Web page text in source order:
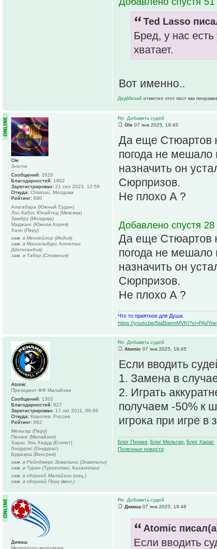
Ted Lasso
Бред, у нас
хватает.
Вот именно..
ДедМазай отметил этот пост как
Re: Добавить судей
Ole 07 янв 2025, 19:45
Да еще Стюартов
погода не мешало
назначить он
Сюрпризов.
Не плохо А ?
Добавлено спустя 28
Да еще Стюартов
погода не мешало
назначить он
Сюрпризов.
Не плохо А ?
Что то приятное для Души.
https://youtu.be/
Ole
Знаток
Сообщений: 2620
Благодарностей: 1902
Зарегистрирован: 21 сен 2023, 12:59
Откуда: Chisinau, Молдова
Рейтинг: 680
Альтабара (Южный Судан)
Лос-Кабос Юнайтед (Мексика)
Зимбру (Молдова)
Маджанг (Южная Корея)
Хаэн (Перу)
зам. в Менгейлор (Индия)
зам. в Массельбург Атлетик
(Шотландия)
зам. в Табор (Словения)
Re: Добавить судей
Atomic 07 янв 2025, 19:45
Если вводить
1. Замена в
2. Играть
получаем -50% к
игрока при игре в
Блог Пенанг, Блог Мельгар Блог Харас
Полезные новости
Atomic
Президент ФФ Малайзии
Сообщений: 1302
Благодарностей: 927
Зарегистрирован: 17 окт 2011, 06:06
Откуда: Королев, Россия
Рейтинг: 662
Мельгар (Перу)
Пенанг (Малайзия)
Харас Эль Хедуд (Египет)
Гондурас (Гондурас)
Будаэрш (Венгрия)
зам. в Рейнджерс Эсватини (Эсватини)
зам. в Туран (Туркестан, Казахстан)
зам. в сборной Малайзии (нац.)
зам. в сборной Перу (мол.)
Re: Добавить судей
Димаш 07 янв 2025, 19:48
Atomic
Если вводить
Димаш